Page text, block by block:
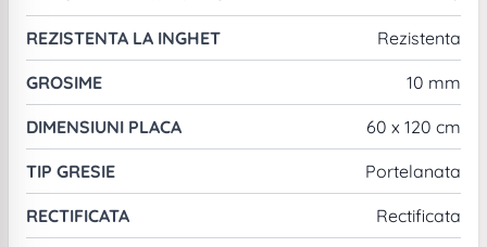
REZISTENTA LA INGHET Rezistenta
GROSIME 10 mm
DIMENSIUNI PLACA 60 x 120 cm
TIP GRESIE Portelanata
RECTIFICATA Rectificata